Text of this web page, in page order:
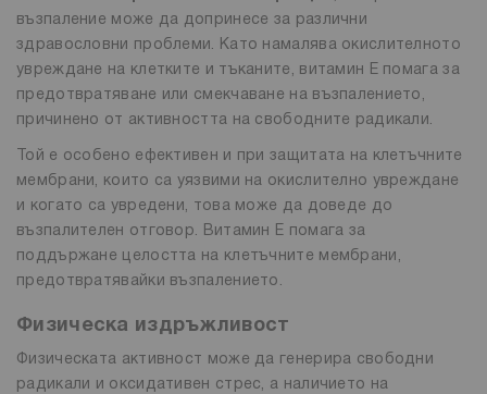
възпаление може да допринесе за различни
здравословни проблеми. Като намалява окислителното
увреждане на клетките и тъканите, витамин Е помага за
предотвратяване или смекчаване на възпалението,
причинено от активността на свободните радикали.
Той е особено ефективен и при защитата на клетъчните
мембрани, които са уязвими на окислително увреждане
и когато са увредени, това може да доведе до
възпалителен отговор. Витамин Е помага за
поддържане целостта на клетъчните мембрани,
предотвратявайки възпалението.
Физическа издръжливост
Физическата активност може да генерира свободни
радикали и оксидативен стрес, а наличието на